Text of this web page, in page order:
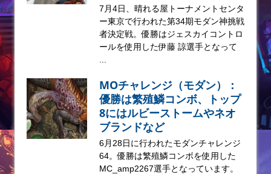
7月4日、晴れる屋トーナメントセンタ
ー東京で行われた第34期モダン神挑戦
者決定戦。優勝はジェスカイコントロ
ールを使用した伊藤 諒選手となって
MOチャレンジ（モダン）：
優勝は繁殖鱗コンボ、トップ
8にはルビーストームやネオ
ブランドなど
6月28日に行われたモダンチャレンジ
64。優勝は繁殖鱗コンボを使用した
MC_amp2267選手となっています。